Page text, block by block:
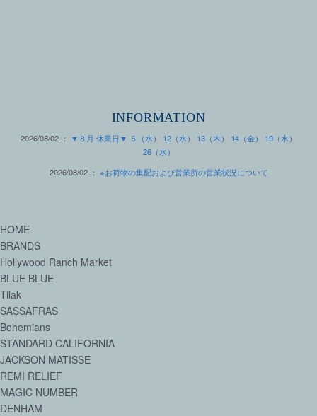
INFORMATION
2026/08/02 ：
▼８月 休業日▼ ５（水） 12（水） 13（木） 14（金） 19（水）
26（水）
2026/08/02 ： ※お荷物の集配および営業所の営業状況について
HOME
BRANDS
Hollywood Ranch Market
BLUE BLUE
Tilak
SASSAFRAS
Bohemians
STANDARD CALIFORNIA
JACKSON MATISSE
REMI RELIEF
MAGIC NUMBER
DENHAM